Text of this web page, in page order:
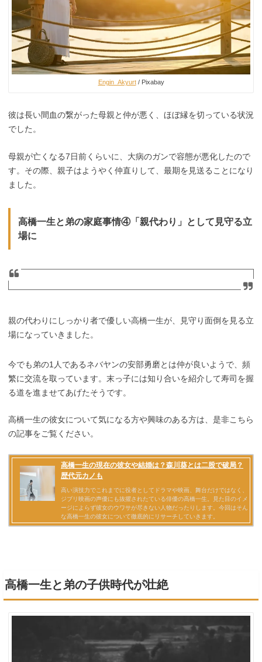
Engin_Akyurt/ Pixabay
彼は長い間血の繋がった母親と仲が悪く、ほぼ縁を切っている状況
でした。
母親が亡くなる7日前くらいに、大病のガンで容態が悪化したので
す。その際、親子はようやく仲直りして、最期を見送ることになり
ました。
高橋一生と弟の家庭事情④「親代わり」として見守る立
場に
親の代わりにしっかり者で優しい高橋一生が、見守り面倒を見る立
場になっていきました。
今でも弟の1人であるネバヤンの安部勇磨とは仲が良いようで、頻
繁に交流を取っています。末っ子には知り合いを紹介して寿司を握
る道を進ませてあげたそうです。
高橋一生の彼女について気になる方や興味のある方は、是非こちら
の記事をご覧ください。
高橋一生と弟の子供時代が壮絶